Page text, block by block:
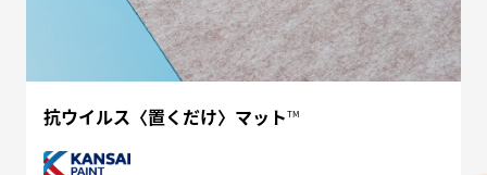
抗ウイルス〈置くだけ〉マットTM